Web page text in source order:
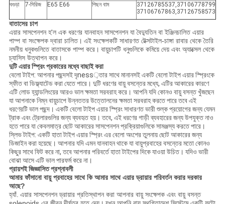
বগুড়া
7-সিরিজ E65 E66 পিছন বাম
37126785537,37106778799
37106767863,37126758573
বাতাসের চাপ
এয়ার সাসপেনশন হ'ল এক ধরণের যানবাহন সাসপেনশন যা বৈদ্যুতিন বা ইঞ্জিনচালিত এয়ার
পাম্প বা সংক্ষেপক দ্বারা চালিত। এই সংক্ষেপকটি সাধারণত টেক্সটাইল-চাঙ্গা রাবার থেকে তৈরি
নমনীয় ধনুকগুলিতে বাতাসকে পাম্প করে। বায়ুচাপটি ধনুগুলিকে কমিয়ে দেয় এবং অ্যাক্সেল থেকে
চ্যাসিস উত্থাপন করে।
দুটি এয়ার স্প্রিং প্রকারের মধ্যে বাছাই করা
বেলো টাইপ: আপনার পছন্দসই দৃness়তার সাথে মানানসই একটি বেলো টাইপ এয়ার স্প্রিংকে
স্ফীত বা ডিফ্ল্যাটেড করা যেতে পারে। দুটি ধরণের বায়ু বসন্তের মধ্যে, এটির আকারের কারণে
এটি লোড হ্যান্ডলিংয়ের আরও ভাল ক্ষমতা সরবরাহ করে। আপনি যদি কোনও বায়ু বসন্ত খুঁজছেন
যা আপনাকে নিম্ন বায়ুচাপে উন্নততর উত্তোলনের ক্ষমতা সরবরাহ করতে পারে তবে এই
ধরণেরটি ভাল পছন্দ। একটি বেলো টাইপ এয়ার স্প্রিং সাধারণত ভারী শুল্ক প্রয়োগের জন্য যেমন
ট্রাক এবং ট্রেলারগুলির জন্য ব্যবহৃত হয়। তবে, এই ধরণের গাড়ী ব্যবহারের জন্য উপযুক্ত নাও
হতে পারে যা কেবলমাত্র ছোট আকারের সাসপেনশন প্রক্রিয়াগুলিকে সামঞ্জস্য করতে পারে।
স্লিভ টাইপ: একটি হাতা টাইপ এয়ার স্প্রিং এর বেলো অংশের তুলনায় ছোট আকারের জন্য
ডিজাইন করা হয়েছে। আপনার যদি এমন যানবাহন থাকে যা বায়ুপ্রবাহের বসন্তের মতো কোনও
কিছুর সাথে ফিট করে না, তবে আপনার পরিবর্তে হাতা টাইপের দিকে যাওয়া উচিত। যদিও ভারী
বোঝা আসে এটি ভাল পারফর্ম করে না।
প্রায়শই জিজ্ঞাসিত প্রশ্নাবলী
আমার ফাঁসানো বায়ু প্রবাহের সাথে কি আমার সাথে এয়ার ড্রায়ার পরিবর্তন করার দরকার
আছে?
হ্যাঁ. এয়ার সাসপেনশন ড্রায়ার প্রতিস্থাপন করা আপনার বায়ু সংক্ষেপক এবং বায়ু বসন্ত